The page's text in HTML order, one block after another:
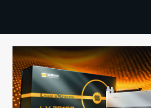
TECHBBS
TIETOA
HINTA.FI
KAUPPA